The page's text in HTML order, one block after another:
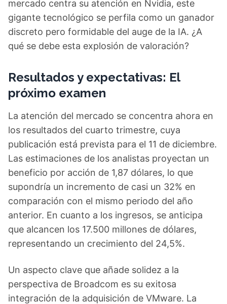
mercado centra su atención en Nvidia, este
gigante tecnológico se perfila como un ganador
discreto pero formidable del auge de la IA. ¿A
qué se debe esta explosión de valoración?
Resultados y expectativas: El
próximo examen
La atención del mercado se concentra ahora en
los resultados del cuarto trimestre, cuya
publicación está prevista para el 11 de diciembre.
Las estimaciones de los analistas proyectan un
beneficio por acción de 1,87 dólares, lo que
supondría un incremento de casi un 32% en
comparación con el mismo periodo del año
anterior. En cuanto a los ingresos, se anticipa
que alcancen los 17.500 millones de dólares,
representando un crecimiento del 24,5%.
Un aspecto clave que añade solidez a la
perspectiva de Broadcom es su exitosa
integración de la adquisición de VMware. La